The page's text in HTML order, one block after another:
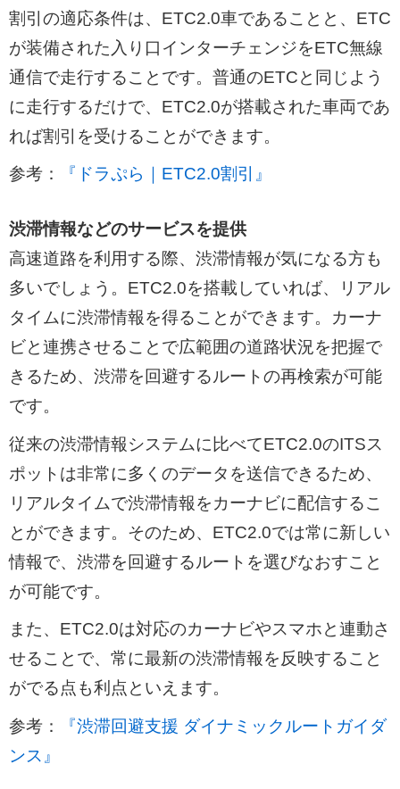
割引の適応条件は、ETC2.0車であることと、ETC
が装備された入り口インターチェンジをETC無線
通信で走行することです。普通のETCと同じよう
に走行するだけで、ETC2.0が搭載された車両であ
れば割引を受けることができます。
参考： 『ドラぷら｜ETC2.0割引』
渋滞情報などのサービスを提供
高速道路を利用する際、渋滞情報が気になる方も
多いでしょう。ETC2.0を搭載していれば、リアル
タイムに渋滞情報を得ることができます。カーナ
ビと連携させることで広範囲の道路状況を把握で
きるため、渋滞を回避するルートの再検索が可能
です。
従来の渋滞情報システムに比べてETC2.0のITSス
ポットは非常に多くのデータを送信できるため、
リアルタイムで渋滞情報をカーナビに配信するこ
とができます。そのため、ETC2.0では常に新しい
情報で、渋滞を回避するルートを選びなおすこと
が可能です。
また、ETC2.0は対応のカーナビやスマホと連動さ
せることで、常に最新の渋滞情報を反映すること
がでる点も利点といえます。
参考：
『渋滞回避支援 ダイナミックルートガイダ
ンス』